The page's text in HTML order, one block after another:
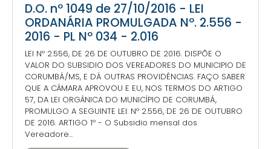
D.O. nº 1049 de 27/10/2016 - LEI
ORDANÁRIA PROMULGADA Nº. 2.556 -
2016 - PL Nº 034 - 2.016
LEI Nº 2.556, DE 26 DE OUTUBRO DE 2016. DISPÕE O
VALOR DO SUBSIDIO DOS VEREADORES DO MUNICIPIO DE
CORUMBÁ/MS, E DÁ OUTRAS PROVIDÊNCIAS. FAÇO SABER
QUE A CÂMARA APROVOU E EU, NOS TERMOS DO ARTIGO
57, DA LEI ORGÂNICA DO MUNICÍPIO DE CORUMBÁ,
PROMULGO A SEGUINTE LEI: Nº 2.556, DE 26 DE OUTUBRO
DE 2016. ARTIGO 1º - O Subsidio mensal dos
Vereadore...